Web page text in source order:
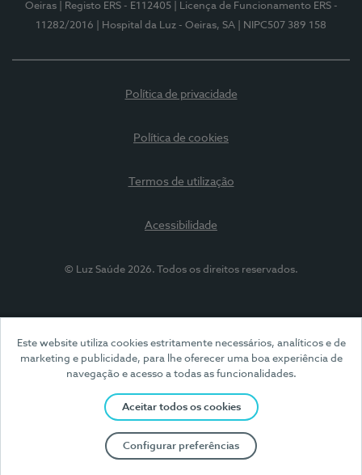
Este website utiliza cookies estritamente necessários, analíticos e de
marketing e publicidade, para lhe oferecer uma boa experiência de
navegação e acesso a todas as funcionalidades.
Aceitar todos os cookies
Configurar preferências
Oeiras
| Registo ERS - E112405
| Licença de Funcionamento ERS -
11282/2016
| Hospital da Luz - Oeiras, SA | NIPC507 389 158
Política de privacidade
Política de cookies
Termos de utilização
Acessibilidade
© Luz Saúde 2026. Todos os direitos reservados.